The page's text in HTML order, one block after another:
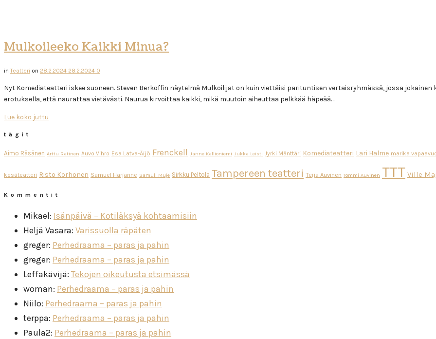
Mulkoileeko Kaikki Minua?
inTeatteri on 28.2.2024 28.2.2024 0
Nyt Komediateatteri iskee suoneen. Steven Berkoffin näytelmä Mulkoilijat on kuin viettäisi parituntisen vertaisryhmässä, jossa
erotuksella, että naurattaa vietävästi. Naurua kirvoittaa kaikki, mikä muutoin aiheuttaa pelkkää häpeää…
Lue koko juttu
tägit
Aimo Räsänen Arttu Ratinen Auvo Vihro Esa Latva-Äijö Frenckell Janne Kallioniemi Jukka Leisti Jyrki Mänttäri Komediateatteri Lari Halme marika
kesäteatteri Risto Korhonen Samuel Harjanne Samuli Muje Sirkku Peltola Tampereen teatteri Teija Auvinen Tommi Auvinen TTT Ville
Kommentit
Mikael: Isänpäivä – Kotiläksyä kohtaamisiin
Heljä Vasara: Varissuolla räpäten
greger: Perhedraama – paras ja pahin
greger: Perhedraama – paras ja pahin
Leffakävijä: Tekojen oikeutusta etsimässä
woman: Perhedraama – paras ja pahin
Niilo: Perhedraama – paras ja pahin
terppa: Perhedraama – paras ja pahin
Paula2: Perhedraama – paras ja pahin